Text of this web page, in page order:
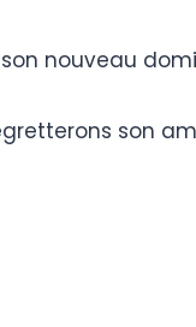
nouveau
son